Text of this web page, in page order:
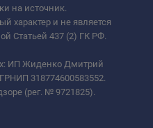
на источник.
характер и не является
Статьей 437 (2) ГК РФ.
ИП Жиденко Дмитрий
318774600583552.
(рег. № 9721825).